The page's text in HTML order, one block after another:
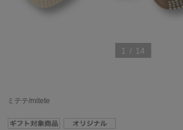
1 / 14
ミテテ/mitete